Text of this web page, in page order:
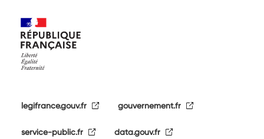
legifrance.gouv.fr gouvernement.fr
service-public.fr data.gouv.fr